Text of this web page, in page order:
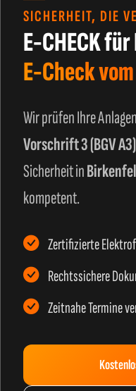
SICHERHEIT, DIE
E-CHECK
E-Check
Wir prüfen Ihre
Vorschrift 3 (BGV A3)
Sicherheit in
kompetent.
Zertifizierte
Rechtssichere
Zeitnahe Termine